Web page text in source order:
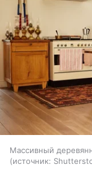
Массивный
источник: